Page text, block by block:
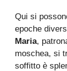
Qui si
epoche
Maria,
moschea, si
soffitto è